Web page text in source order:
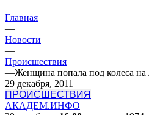
Главная
—
Новости
—
Происшествия
—Женщина попала под колеса на
29 декабря, 2011
ПРОИСШЕСТВИЯ
АКАДЕМ.ИНФО